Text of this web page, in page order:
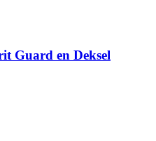
Guard en Deksel